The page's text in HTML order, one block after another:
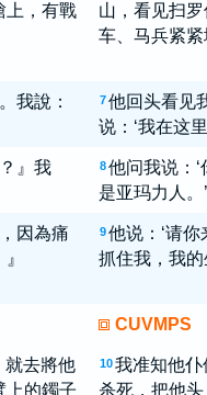
上，有戰
山，看见扫
车、马兵紧紧
我說：
7 他回头看见
说：‘我在这
』我
8 他问我说：‘
是亚玛力人。’
因為痛
9 他说：‘请
抓住我，我的
CUVMPS
就去將他
上的鐲子
10 我准知他
杀死，把他